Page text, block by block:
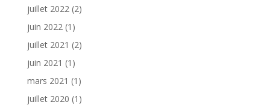
juillet 2022 (2)
juin 2022 (1)
juillet 2021 (2)
juin 2021 (1)
mars 2021 (1)
juillet 2020 (1)